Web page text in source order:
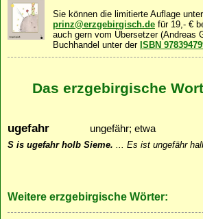
Sie können die limitierte Auflage unter
prinz@erzgebirgisch.de für 19,- €
auch gern vom Übersetzer (Andreas
Buchhandel unter der ISBN
Das erzgebirgische
ugefahr ungefähr; etwa
S is ugefahr holb Sieme. ... Es ist ungefähr
Weitere erzgebirgische Wörter: